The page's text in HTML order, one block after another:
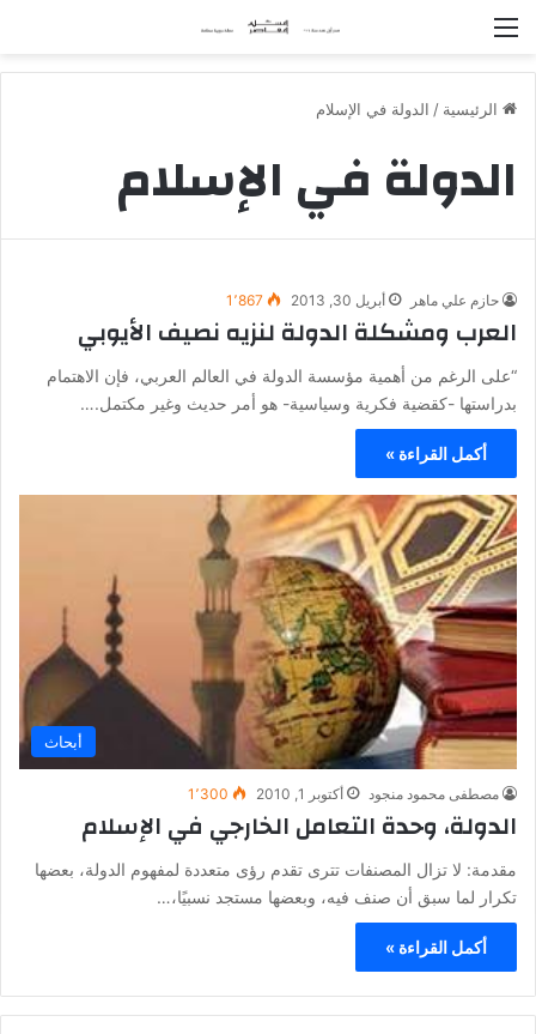
الرئيسية / الدولة في الإسلام
الدولة في الإسلام
حازم علي ماهر أبريل 30, 2013 1٬867
العرب ومشكلة الدولة لنزيه نصيف الأيوبي
“على الرغم من أهمية مؤسسة الدولة في العالم العربي، فإن الاهتمام
بدراستها -كقضية فكرية وسياسية- هو أمر حديث وغير مكتمل.…
أكمل القراءة »
أبحاث
مصطفى محمود منجود أكتوبر 1, 2010 1٬300
الدولة، وحدة التعامل الخارجي في الإسلام
مقدمة: لا تزال المصنفات تترى تقدم رؤى متعددة لمفهوم الدولة، بعضها
تكرار لما سبق أن صنف فيه، وبعضها مستجد نسبيًا،…
أكمل القراءة »